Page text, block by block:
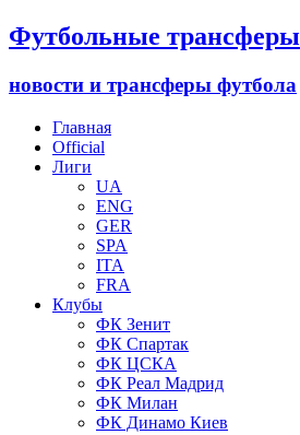
Футбольные трансферы
новости и трансферы футбола
Главная
Official
Лиги
UA
ENG
GER
SPA
ITA
FRA
Клубы
ФК Зенит
ФК Спартак
ФК ЦСКА
ФК Реал Мадрид
ФК Милан
ФК Динамо Киев